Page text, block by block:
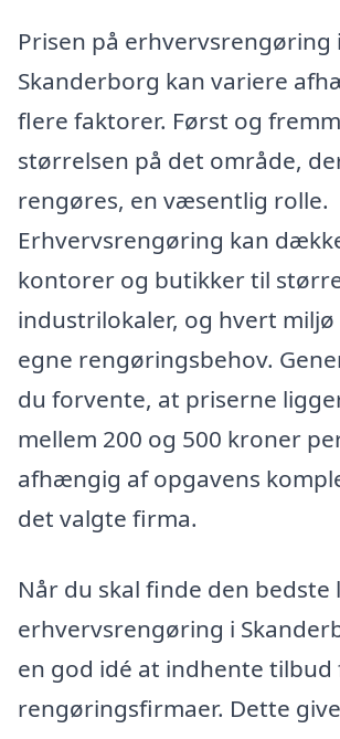
Prisen på erhvervsrengøring i
Skanderborg kan variere
flere faktorer. Først og
størrelsen på det område,
rengøres, en væsentlig rolle.
Erhvervsrengøring kan
kontorer og butikker til
industrilokaler, og hvert miljø
egne rengøringsbehov.
du forvente, at priserne
mellem 200 og 500 kroner
afhængig af opgavens
det valgte firma.
Når du skal finde den bedste
erhvervsrengøring i
en god idé at indhente tilbud
rengøringsfirmaer. Dette